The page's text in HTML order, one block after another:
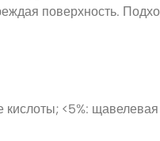
поверхность.
кислоты; <5%: